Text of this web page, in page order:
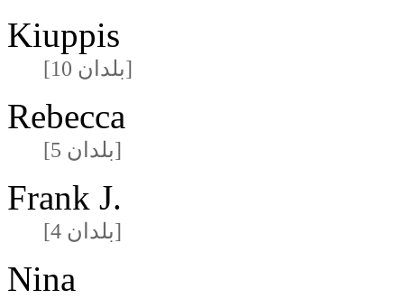
Kiuppis
[10 بلدان]
Rebecca
[5 بلدان]
Frank J.
[4 بلدان]
Nina